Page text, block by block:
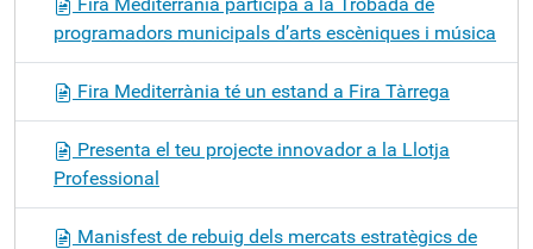
programadors municipals d’arts escèniques i música
Fira Mediterrània té un estand a Fira Tàrrega
Presenta el teu projecte innovador a la Llotja
Professional
Manisfest de rebuig dels mercats estratègics de